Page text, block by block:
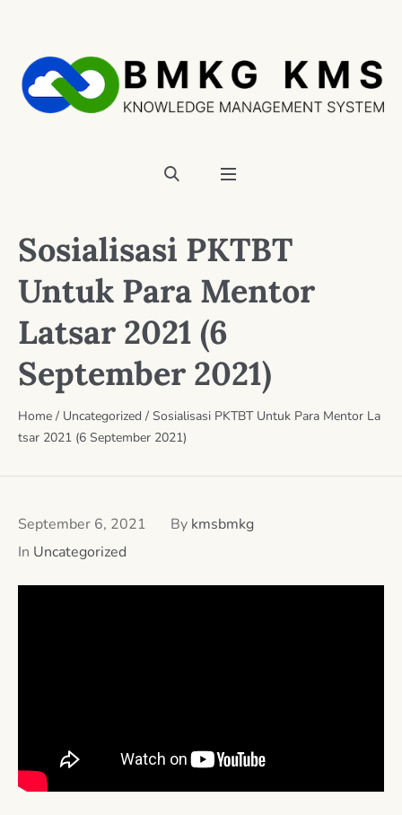
Sosialisasi PKTBT
Untuk Para Mentor
Latsar 2021 (6
September 2021)
Home / Uncategorized / Sosialisasi PKTBT Untuk Para Mentor La
tsar 2021 (6 September 2021)
September 6, 2021 By kmsbmkg
In Uncategorized